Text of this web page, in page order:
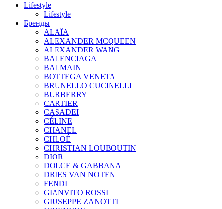
Lifestyle
Lifestyle
Бренды
ALAÏA
ALEXANDER MCQUEEN
ALEXANDER WANG
BALENCIAGA
BALMAIN
BOTTEGA VENETA
BRUNELLO CUCINELLI
BURBERRY
CARTIER
CASADEI
CÉLINE
CHANEL
CHLOÉ
CHRISTIAN LOUBOUTIN
DIOR
DOLCE & GABBANA
DRIES VAN NOTEN
FENDI
GIANVITO ROSSI
GIUSEPPE ZANOTTI